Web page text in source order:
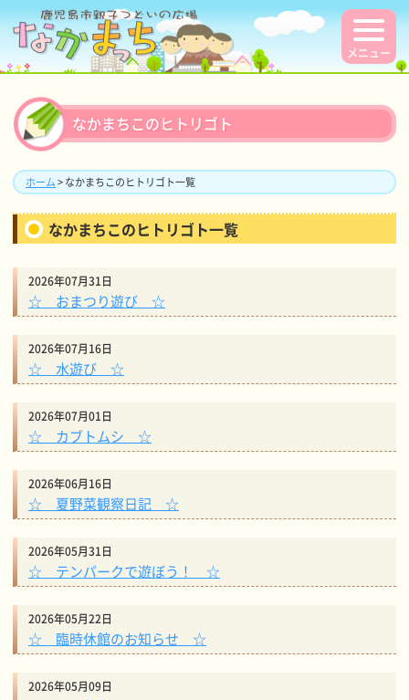
メニュー
なかまちこのヒトリゴト
ホーム> なかまちこのヒトリゴト一覧
なかまちこのヒトリゴト一覧
2026年07月31日
☆ おまつり遊び ☆
2026年07月16日
☆ 水遊び ☆
2026年07月01日
☆ カブトムシ ☆
2026年06月16日
☆ 夏野菜観察日記 ☆
2026年05月31日
☆ テンパークで遊ぼう！ ☆
2026年05月22日
☆ 臨時休館のお知らせ ☆
2026年05月09日